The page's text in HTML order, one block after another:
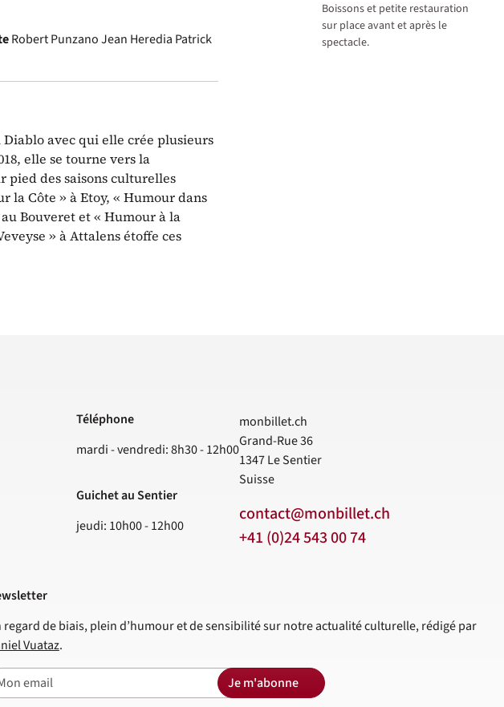
Robert PunzanoJean Heredia Patrick
avec qui elle crée plusieurs
elle se tourne vers la
pied des saisons culturelles
la Côte » à Etoy, « Humour dans
Bouveret et « Humour à la
» à Attalens étoffe ces
Boissons et petite restauration
sur place avant et après le
spectacle.
Contact
Téléphone
mardi - vendredi: 8h30 - 12h00
Guichet au Sentier
jeudi: 10h00 - 12h00
monbillet.ch
Grand-Rue 36
1347Le Sentier
Suisse
contact@monbillet.ch
+41 (0)24 543 00 74
regard de biais, plein d’humour et de sensibilité sur notre actualité culturelle, rédigé par
Vuataz.
Je m'abonne